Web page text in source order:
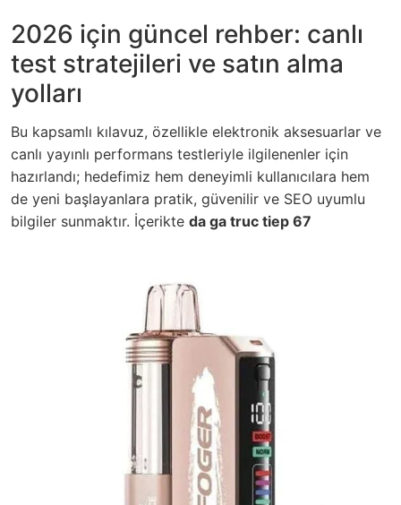
2026 için güncel rehber: canlı
test stratejileri ve satın alma
yolları
Bu kapsamlı kılavuz, özellikle elektronik aksesuarlar ve
canlı yayınlı performans testleriyle ilgilenenler için
hazırlandı; hedefimiz hem deneyimli kullanıcılara hem
de yeni başlayanlara pratik, güvenilir ve SEO uyumlu
bilgiler sunmaktır. İçerikte da ga truc tiep 67